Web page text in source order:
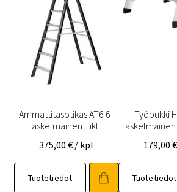
Ammattitasotikas AT6 6-
askelmainen Tikli
375,00 € / kpl
Tuotetiedot
Työpukki
179,00€
Tuotetiedot